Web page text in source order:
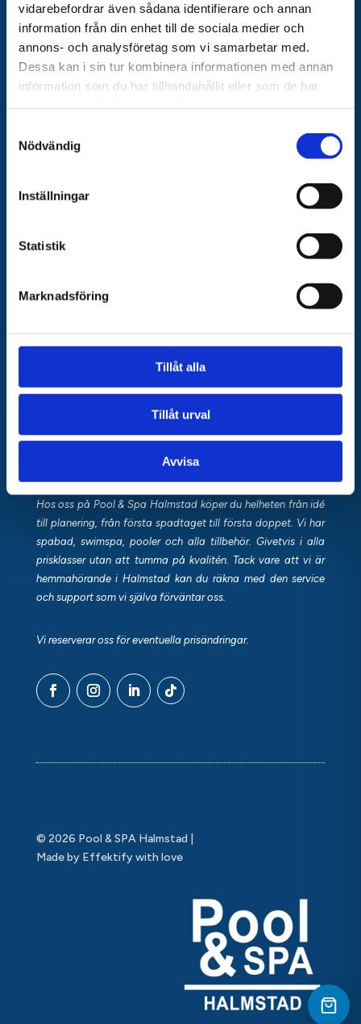
vidarebefordrar även sådana identifierare och annan
information från din enhet till de sociala medier och
annons- och analysföretag som vi samarbetar med.
Dessa kan i sin tur kombinera informationen med annan
information som du har tillhandahållit eller som de har
Nödvändig
Inställningar
Statistik
Marknadsföring
Tillåt alla
Tillåt urval
Avvisa
Showroom vägbeskrivning
035 500 00
+46 (0)733 325 000
info@poolspahalmstad.se
Leveransvillkor
BADTUNNA
Vi jobbar med de allra senaste modellerna av pool
också de gamla modellerna med thermopool och
Hos oss på Pool & Spa Halmstad köper du helheten från idé
till planering, från första spadtaget till första doppet. Vi har
spabad, swimspa, pooler och alla tillbehör. Givetvis i alla
prisklasser utan att tumma på kvalitén. Tack vare att vi är
hemmahörande i Halmstad kan du räkna med den service
och support som vi själva förväntar oss.
Vi reserverar oss för eventuella prisändringar.
© 2026 Pool & SPA Halmstad |
Made by Effektify with love